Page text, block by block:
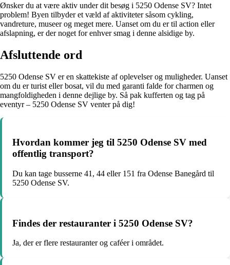
Ønsker du at være aktiv under dit besøg i 5250 Odense SV? Intet
problem! Byen tilbyder et væld af aktiviteter såsom cykling,
vandreture, museer og meget mere. Uanset om du er til action eller
afslapning, er der noget for enhver smag i denne alsidige by.
Afsluttende ord
5250 Odense SV er en skattekiste af oplevelser og muligheder. Uanset
om du er turist eller bosat, vil du med garanti falde for charmen og
mangfoldigheden i denne dejlige by. Så pak kufferten og tag på
eventyr – 5250 Odense SV venter på dig!
Hvordan kommer jeg til 5250 Odense SV med
offentlig transport?
Du kan tage busserne 41, 44 eller 151 fra Odense Banegård til
5250 Odense SV.
Findes der restauranter i 5250 Odense SV?
Ja, der er flere restauranter og caféer i området.